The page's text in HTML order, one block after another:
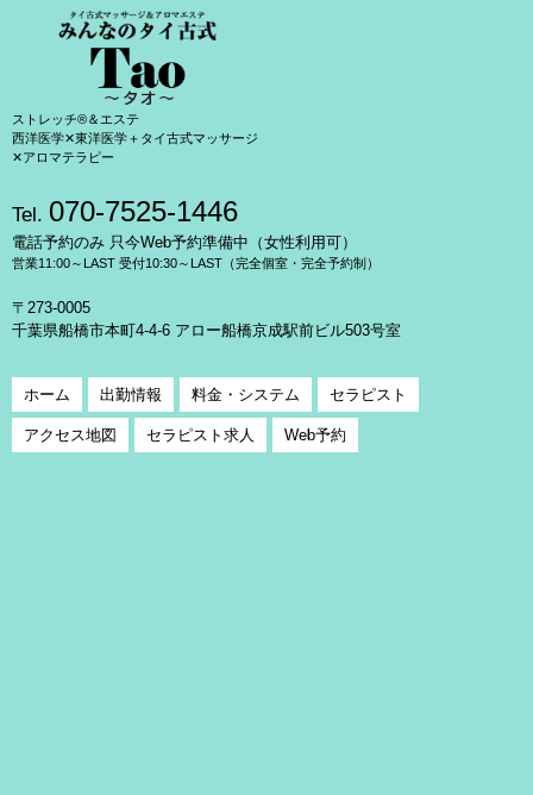
ストレッチ®＆エステ
西洋医学✕東洋医学＋タイ古式マッサージ
✕アロマテラピー
Tel. 070-7525-1446
電話予約のみ 只今Web予約準備中（女性利用可）
営業11:00～LAST 受付10:30～LAST（完全個室・完全予約制）
〒273-0005
千葉県船橋市本町4-4-6 アロー船橋京成駅前ビル503号室
ホーム 出勤情報 料金・システム セラピスト
アクセス地図 セラピスト求人 Web予約